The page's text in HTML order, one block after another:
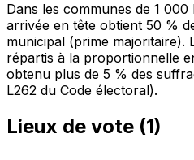
Dans les communes de 1
arrivée en tête obtient 50 %
municipal (prime majoritaire).
répartis à la proportionnelle
obtenu plus de 5 % des
L262 du Code électoral).
Lieux de vote (1)